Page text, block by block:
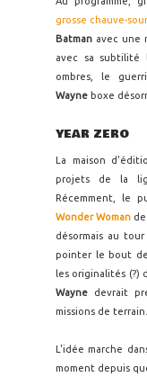
grosse chauve-
Batman avec une
avec sa subtilité
ombres, le
Wayne boxe
YEAR ZERO
La maison
projets de la
Récemment, le
Wonder Woman de
désormais au
pointer le bout
les originalités
Wayne devrait
missions de terrain.
L'idée marche
moment depuis